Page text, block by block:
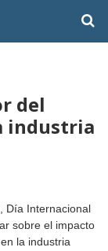
del
industria
Día Internacional
sobre el impacto
la industria